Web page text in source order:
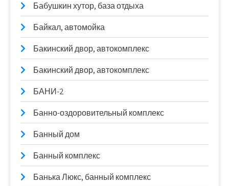
Бабушкин хутор, база отдыха
Байкал, автомойка
Бакинский двор, автокомплекс
Бакинский двор, автокомплекс
БАНИ-2
Банно-оздоровительный комплекс
Банный дом
Банный комплекс
Банька Люкс, банный комплекс